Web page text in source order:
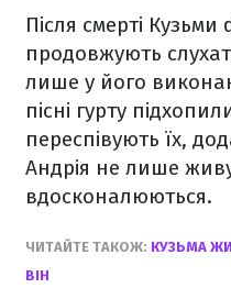
Після смерті
продовжують
лише у його
пісні гурту
переспівують їх,
Андрія не лише
вдосконалюються.
ЧИТАЙТЕ ТАКОЖ: КУЗЬМА
ВІН